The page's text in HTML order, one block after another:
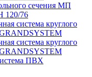
сечения МП
76
система круглого
система круглого
ПВХ